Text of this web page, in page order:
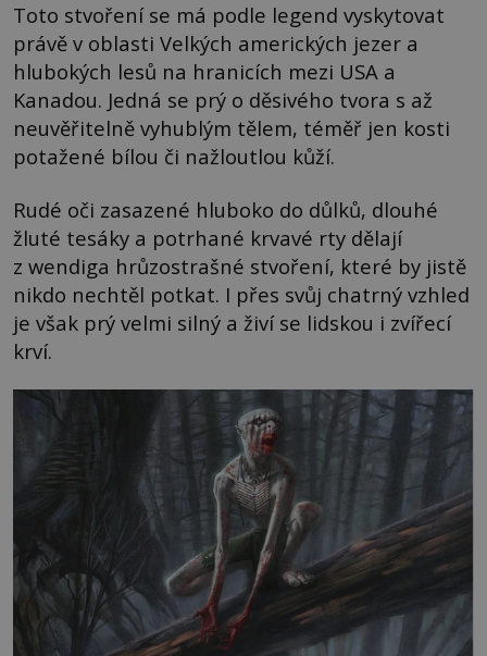
Toto stvoření se má podle legend vyskytovat
právě v oblasti Velkých amerických jezer a
hlubokých lesů na hranicích mezi USA a
Kanadou. Jedná se prý o děsivého tvora s až
neuvěřitelně vyhublým tělem, téměř jen kosti
potažené bílou či nažloutlou kůží.
Rudé oči zasazené hluboko do důlků, dlouhé
žluté tesáky a potrhané krvavé rty dělají
z wendiga hrůzostrašné stvoření, které by jistě
nikdo nechtěl potkat. I přes svůj chatrný vzhled
je však prý velmi silný a živí se lidskou i zvířecí
krví.